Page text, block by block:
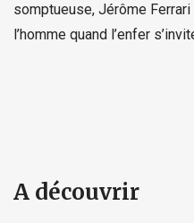
somptueuse, Jérôme
l’homme quand l’enfer
A découvrir